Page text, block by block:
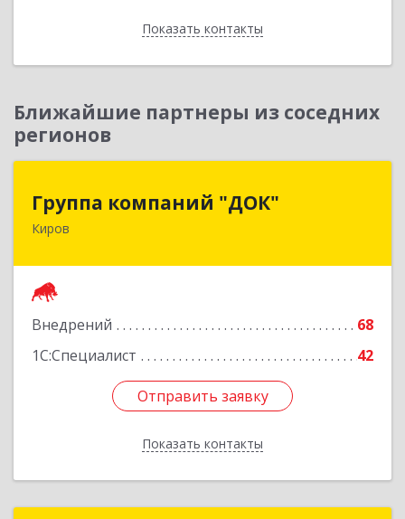
Показать контакты
Назад
Ближайшие партнеры из соседних
регионов
Группа компаний "ДОК"
Киров
Внедрений
68
1С:Специалист
42
Отправить заявку
Показать контакты
Группа компаний "ДОК"
610017, Кировская обл, Киров г, Горького ул,
Отправить заявку
Назад